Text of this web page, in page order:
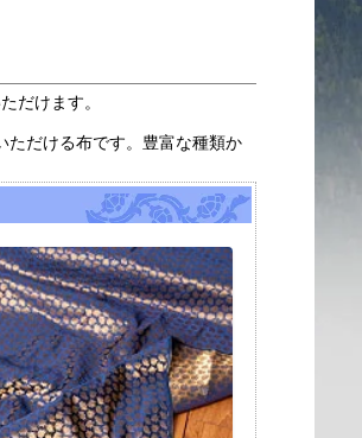
だけます。
ただける布です。豊富な種類か